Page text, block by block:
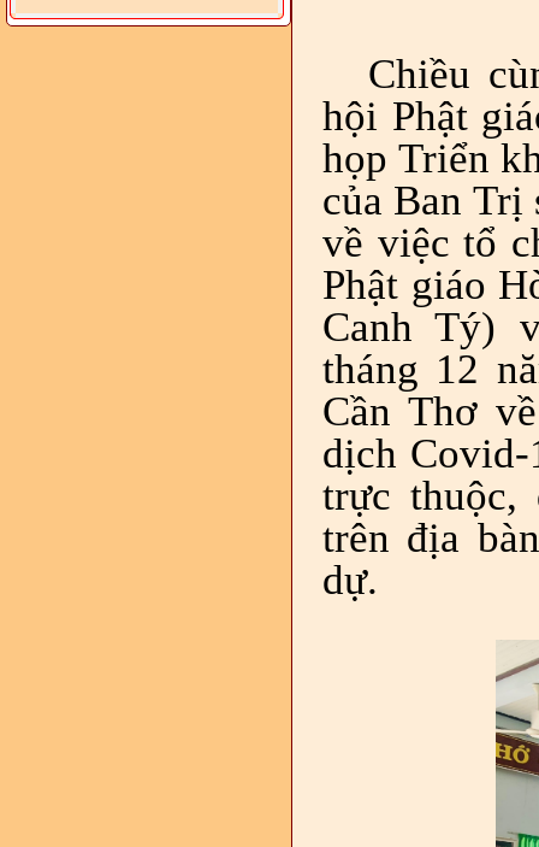
Chiều
hội Phật
họp Triển
của Ban Trị
về việc tổ
Phật giáo
Canh Tý)
tháng 12
Cần Thơ
dịch
trực thuộc,
trên địa
dự.